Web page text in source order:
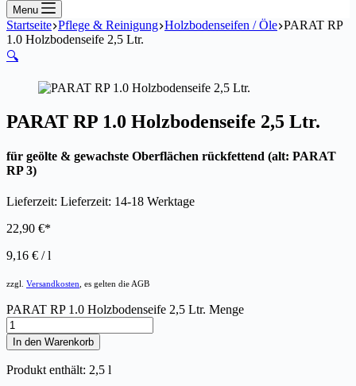
Menu
Startseite Pflege & Reinigung Holzbodenseifen / Öle PARAT RP
1.0 Holzbodenseife 2,5 Ltr.
🔍
PARAT RP 1.0 Holzbodenseife 2,5 Ltr.
für geölte & gewachste Oberflächen rückfettend (alt: PARAT
RP 3)
Lieferzeit: Lieferzeit: 14-18 Werktage
22,90 €
9,16 € /l
zzgl. Versandkosten, es gelten die AGB
PARAT RP 1.0 Holzbodenseife 2,5 Ltr. Menge
In den Warenkorb
Produkt enthält: 2,5 l